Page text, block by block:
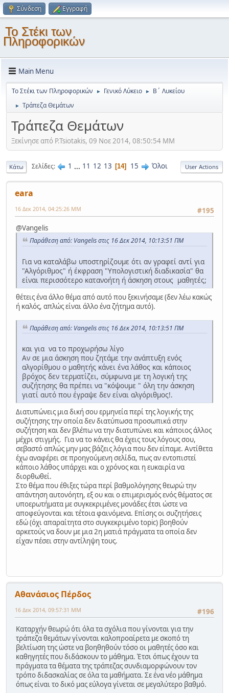
Σύνδεση Εγγραφή
Το Στέκι των
Πληροφορικών
Main Menu
Το Στέκι των Πληροφορικών ► Γενικό Λύκειο ► Β΄ Λυκείου
► Τράπεζα Θεμάτων
Τράπεζα Θεμάτων
Ξεκίνησε από P.Tsiotakis, 09 Νοε 2014, 08:50:54 ΜΜ
Κάτω Σελίδες 1 ... 11 12 13 14 15 Όλοι User Actions
eara
#195
16 Δεκ 2014, 04:25:26 ΜΜ
@Vangelis
Παράθεση από: Vangelis στις 16 Δεκ 2014, 10:13:51 ΠΜ
Για να καταλάβω υποστηρίζουμε ότι αν γραφεί αντί για
"Αλγόριθμος" ή έκφραση "Υπολογιστική διαδικασία" θα
είναι περισσότερο κατανοήτη ή άσκηση στους μαθητές;
θέτεις ένα άλλο θέμα από αυτό που ξεκινήσαμε (δεν λέω κακώς
ή καλός, απλώς είναι άλλο ένα ζήτημα αυτό).
Παράθεση από: Vangelis στις 16 Δεκ 2014, 10:13:51 ΠΜ
και για να το προχωρήσω λίγο
Αν σε μια άσκηση που ζητάμε την ανάπτυξη ενός
αλγορίθμου ο μαθητής κάνει ένα λάθος και κάποιος
βρόχος δεν τερματίζει, σύμφωνα με τη λογική της
συζήτησης θα πρέπει να "κόψουμε " όλη την άσκηση
γιατί αυτό που έγραψε δεν είναι αλγόριθμος!.
Διατυπώνεις μια δική σου ερμηνεία περί της λογικής της
συζήτησης την οποία δεν διατύπωσα προσωπικά στην
συζήτηση και δεν βλέπω να την διατυπώνει και κάποιος άλλος
μέχρι στιγμής. Για να το κάνεις θα έχεις τους λόγους σου,
σεβαστό απλώς μην μας βάζεις λόγια που δεν είπαμε. Αντίθετα
έχω αναφέρει σε προηγούμενη σελίδα, πως αν εντοπιστεί
κάποιο λάθος υπάρχει και ο χρόνος και η ευκαιρία να
διορθωθεί.
Στο θέμα που έθιξες τώρα περί βαθμολόγησης θεωρώ την
απάντηση αυτονόητη, εξ ου και ο επιμερισμός ενός θέματος σε
υποερωτήματα με συγκεκριμένες μονάδες έτσι ώστε να
αποφεύγονται και τέτοια φαινόμενα. Επίσης οι συζητήσεις
εδώ (όχι απαραίτητα στο συγκεκριμένο topic) βοηθούν
αρκετούς να δουν με μια 2η ματιά πράγματα τα οποία δεν
είχαν πέσει στην αντίληψη τους.
Αθανάσιος Πέρδος
#196
16 Δεκ 2014, 09:57:31 ΜΜ
Καταρχήν θεωρώ ότι όλα τα σχόλια που γίνονται για την
τράπεζα θεμάτων γίνονται καλοπροαίρετα με σκοπό τη
βελτίωση της ώστε να βοηθηθούν τόσο οι μαθητές όσο και
καθηγητές που διδάσκουν το μάθημα. Έτσι όπως έχουν τα
πράγματα τα θέματα της τράπεζας συνδιαμορφώνουν τον
τρόπο διδασκαλίας σε όλα τα μαθήματα. Σε ένα νέο μάθημα
όπως είναι το δικό μας εύλογα γίνεται σε μεγαλύτερο βαθμό.